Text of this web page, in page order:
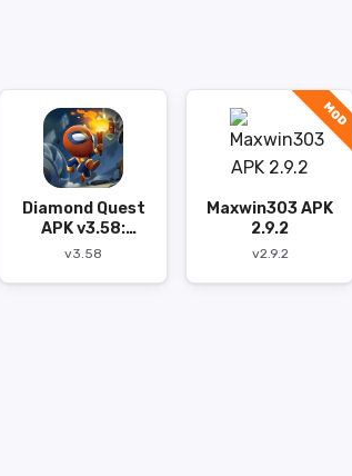
Diamond Quest
APK v3.58:
Petualangan
Gua
v3.58
MOD
Maxwin303 APK
2.9.2
v2.9.2